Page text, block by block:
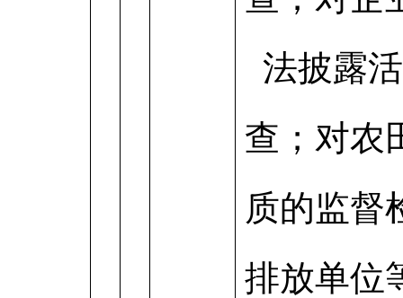
法披露
查；对农
质的监督
排放单位